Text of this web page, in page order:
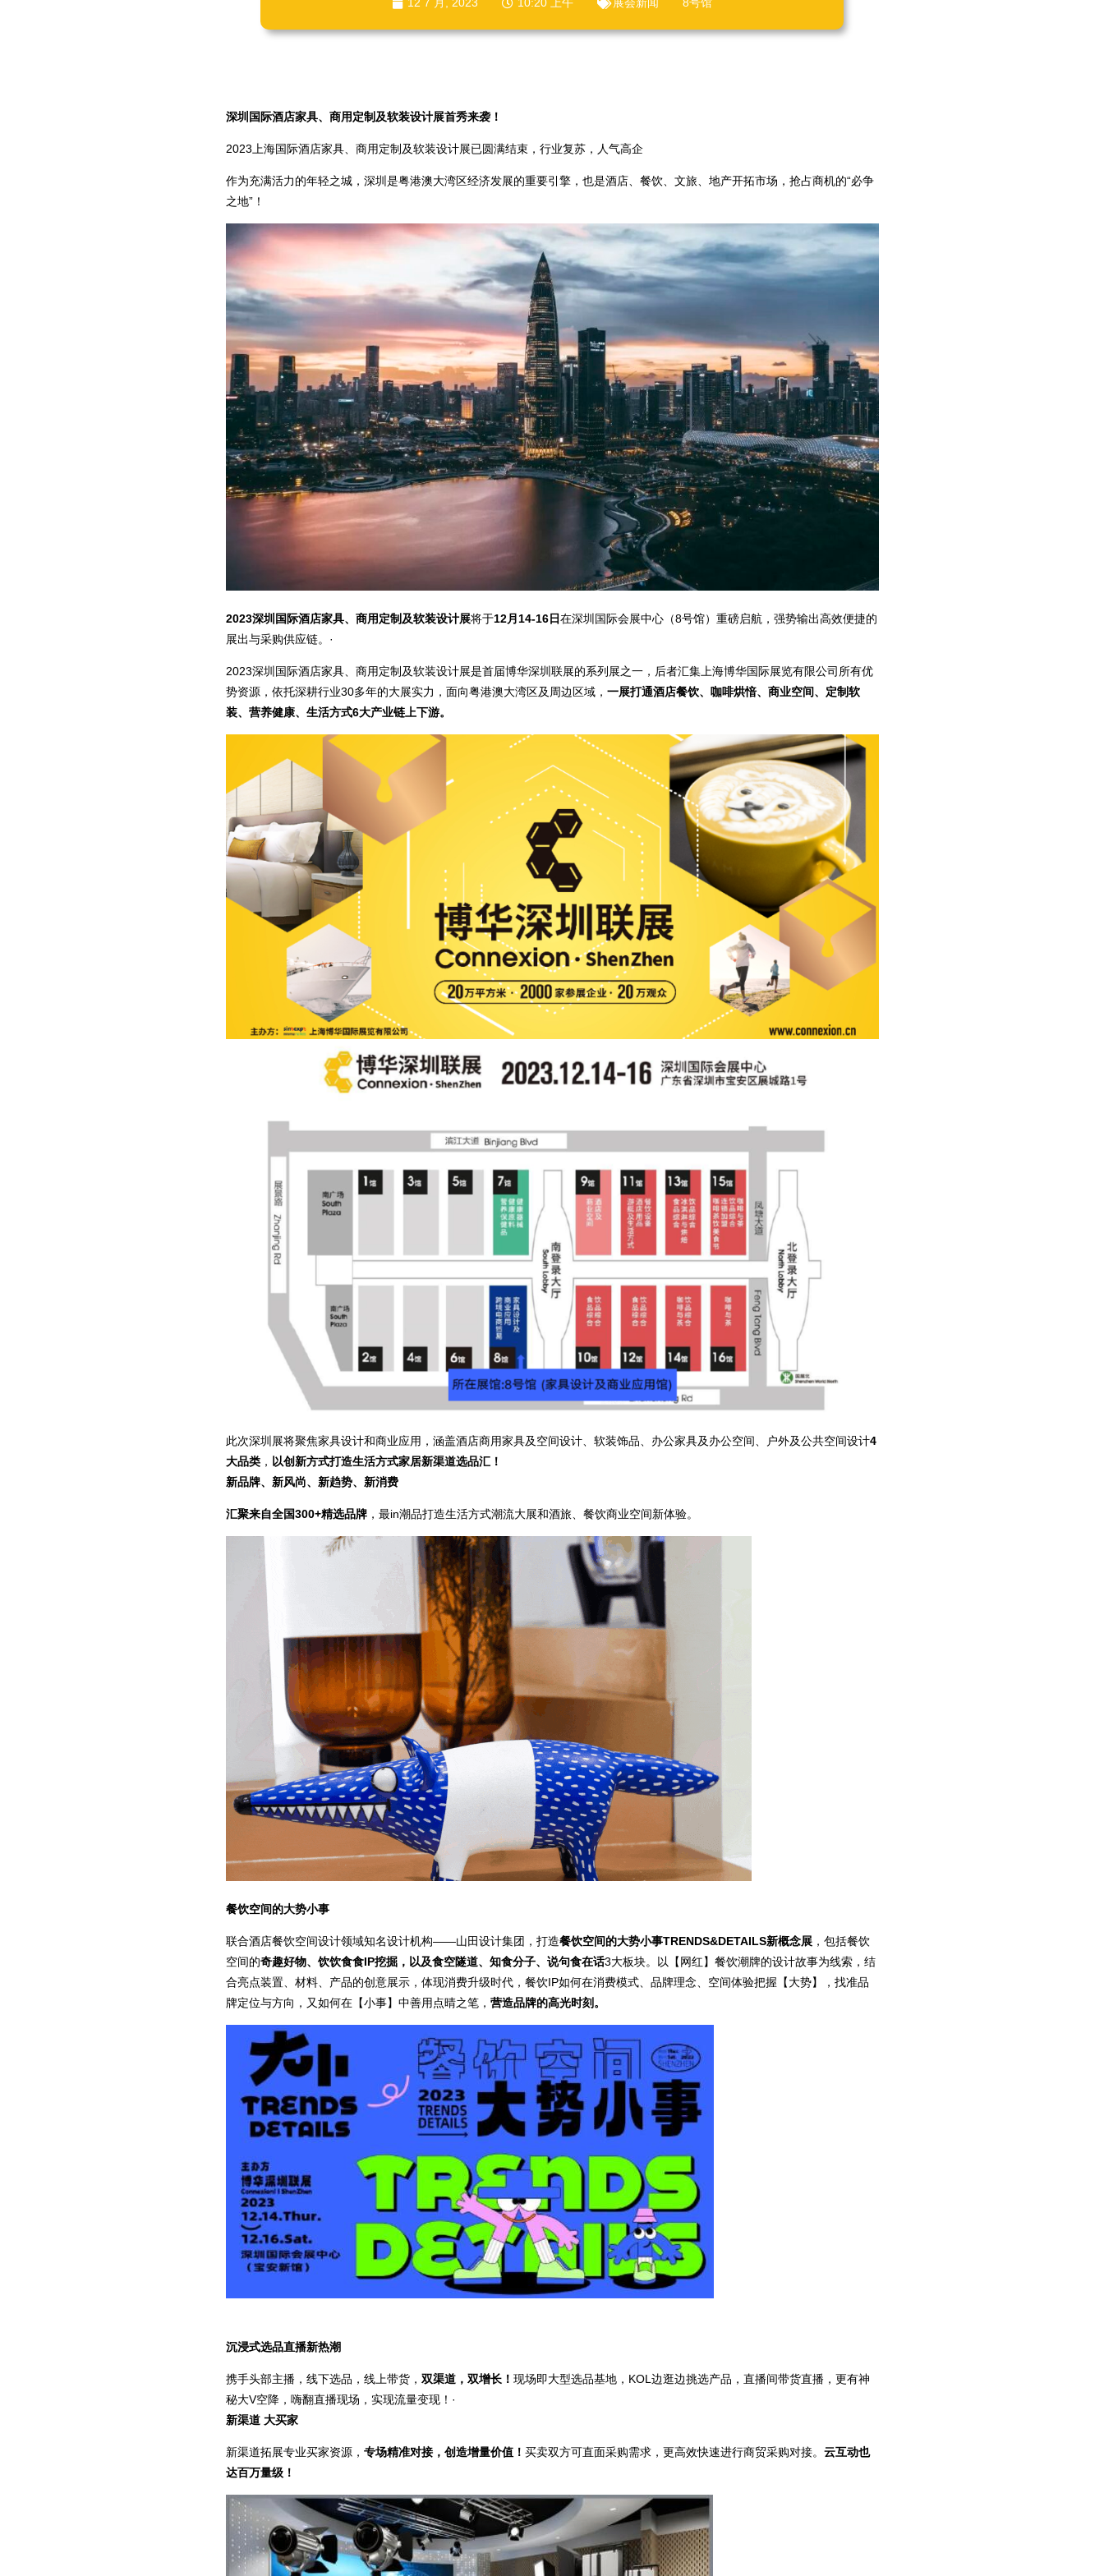
深圳国际酒店家具、商用定制及软装设计展首秀来袭！
2023上海国际酒店家具、商用定制及软装设计展已圆满结束，行业复苏，人气高企
作为充满活力的年轻之城，深圳是粤港澳大湾区经济发展的重要引擎，也是酒店、餐饮、文旅、地产开拓市场，抢占商机的“必争
之地”！
2023深圳国际酒店家具、商用定制及软装设计展将于12月14-16日在深圳国际会展中心（8号馆）重磅启航，强势输出高效便捷的
展出与采购供应链。·
2023深圳国际酒店家具、商用定制及软装设计展是首届博华深圳联展的系列展之一，后者汇集上海博华国际展览有限公司所有优
势资源，依托深耕行业30多年的大展实力，面向粤港澳大湾区及周边区域， 一展打通酒店餐饮、咖啡烘愔、商业空间、定制软
装、营养健康、生活方式6大产业链上下游。
此次深圳展将聚焦家具设计和商业应用，涵盖酒店商用家具及空间设计、软装饰品、办公家具及办公空间、户外及公共空间设计4
大品类， 以创新方式打造生活方式家居新渠道选品汇！
新品牌、新风尚、新趋势、新消费
汇聚来自全国300+精选品牌，最in潮品打造生活方式潮流大展和酒旅、餐饮商业空间新体验。
餐饮空间的大势小事
联合酒店餐饮空间设计领域知名设计机构——山田设计集团，打造餐饮空间的大势小事TRENDS&DETAILS新概念展，包括餐饮
空间的奇趣好物、饮饮食食IP挖掘，以及食空隧道、知食分子、说句食在话3大板块。以【网红】餐饮潮牌的设计故事为线索，结
合亮点装置、材料、产品的创意展示，体现消费升级时代，餐饮IP如何在消费模式、品牌理念、空间体验把握【大势】，找准品
牌定位与方向，又如何在【小事】中善用点晴之笔， 营造品牌的高光时刻。
沉浸式选品直播新热潮
携手头部主播，线下选品，线上带货， 双渠道，双增长！ 现场即大型选品基地，KOL边逛边挑选产品，直播间带货直播，更有神
秘大V空降，嗨翻直播现场，实现流量变现！·
新渠道 大买家
新渠道拓展专业买家资源， 专场精准对接，创造增量价值！ 买卖双方可直面采购需求，更高效快速进行商贸采购对接。 云互动也
达百万量级！